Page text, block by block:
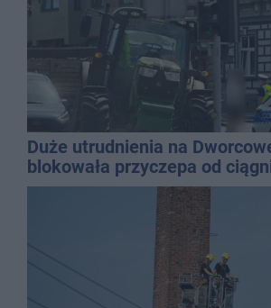
Duże utrudnienia na
blokowała przyczepa od